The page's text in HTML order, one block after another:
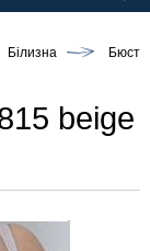
Білизна
beige